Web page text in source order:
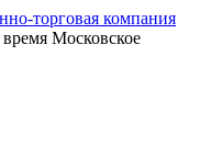
время Московское